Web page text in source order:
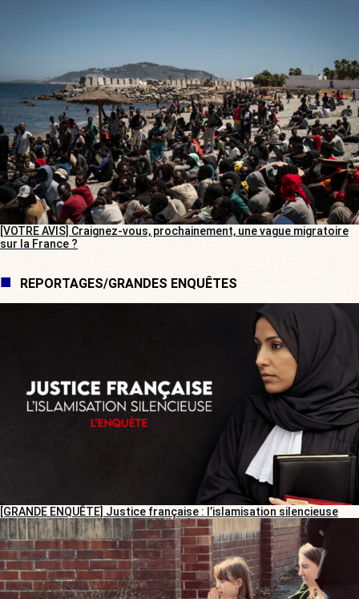
[VOTRE AVIS] Craignez-vous, prochainement, une vague migratoire
sur la France ?
REPORTAGES/GRANDES ENQUÊTES
[GRANDE ENQUÊTE] Justice française : l’islamisation silencieuse